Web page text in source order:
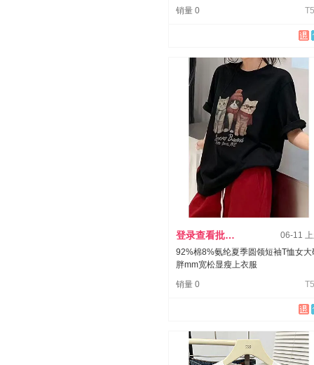
销量 0
登录查看批发价
06-11
92%棉8%氨纶夏季圆领短袖T恤女大
胖mm宽松显瘦上衣服
销量 0